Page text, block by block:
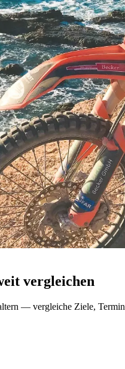
vergleichen
— vergleiche Ziele,